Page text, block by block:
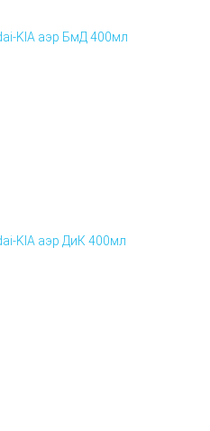
KIA аэр БмД 400мл
KIA аэр ДиК 400мл